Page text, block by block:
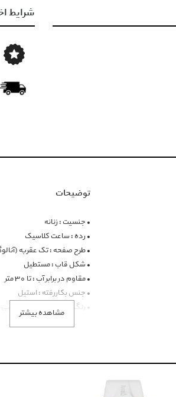
شرایط
مشاهده بیشتر
توضیحات
• جنسیت : زنانه
• رده : ساعت کلاسیک
• طرح صفحه : تک عقربه
• شکل قاب : مستطیل
• مقاوم در برابر آب : تا 30 متر
• جنس بکاررفته : استیل
• رنگ بکار رفته در ساعت :
• مورد گارانتی : رنگ بند -